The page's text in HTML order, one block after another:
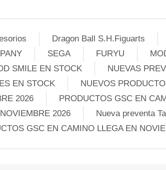
Dragon Ball S.H.Figuarts
SEGA FURYU
SMILE EN STOCK
NUEVAS
EN STOCK
NUEVOS
2026
PRODUCTOS GSC EN
2026
Nueva preventa
GSC EN CAMINO LLEGA EN